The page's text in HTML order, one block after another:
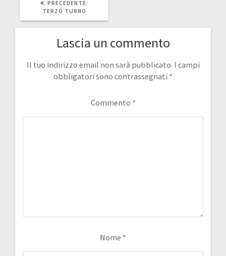
PRECEDENTE:
TERZO TURNO
Lascia un commento
Il tuo indirizzo email non sarà pubblicato. I campi
obbligatori sono contrassegnati *
Commento *
Nome *